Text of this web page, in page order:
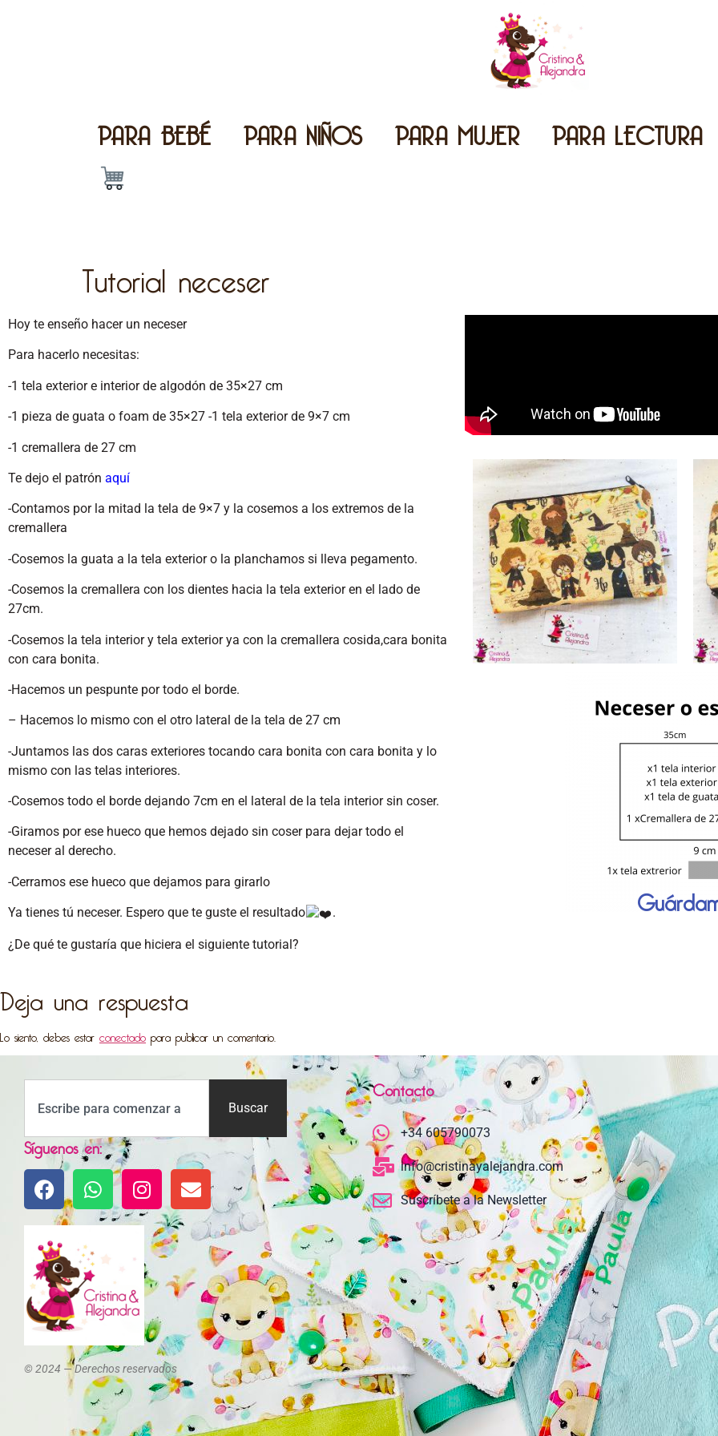
PARA BEBÉ PARA NIÑOS PARA MUJER PARA LECTURA
Tutorial neceser
Hoy te enseño hacer un neceser
Para hacerlo necesitas:
-1 tela exterior e interior de algodón de 35×27 cm
-1 pieza de guata o foam de 35×27 -1 tela exterior de 9×7 cm
-1 cremallera de 27 cm
Te dejo el patrón aquí
-Contamos por la mitad la tela de 9×7 y la cosemos a los extremos de la
cremallera
-Cosemos la guata a la tela exterior o la planchamos si lleva pegamento.
-Cosemos la cremallera con los dientes hacia la tela exterior en el lado de
27cm.
-Cosemos la tela interior y tela exterior ya con la cremallera cosida,cara bonita
con cara bonita.
-Hacemos un pespunte por todo el borde.
– Hacemos lo mismo con el otro lateral de la tela de 27 cm
-Juntamos las dos caras exteriores tocando cara bonita con cara bonita y lo
mismo con las telas interiores.
-Cosemos todo el borde dejando 7cm en el lateral de la tela interior sin coser.
-Giramos por ese hueco que hemos dejado sin coser para dejar todo el
neceser al derecho.
-Cerramos ese hueco que dejamos para girarlo
Ya tienes tú neceser. Espero que te guste el resultado .
¿De qué te gustaría que hiciera el siguiente tutorial?
Deja una respuesta
Lo siento, debes estarconectadopara publicar un comentario.
Buscar
Síguenos en:
© 2024 — Derechos reservados
Contacto
+34 605790073
info@cristinayalejandra.com
Suscríbete a la Newsletter